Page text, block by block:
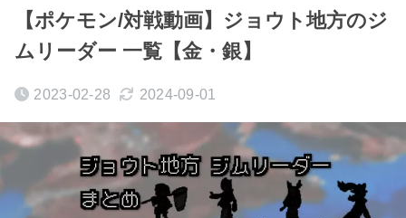
【ポケモン/対戦動画】ジョウト地方のジ
ムリーダー 一覧【金・銀】
2023-02-28 2024-09-01